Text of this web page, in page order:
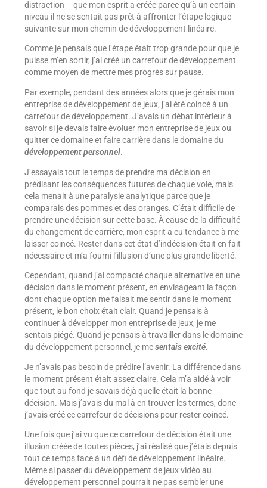
distraction – que mon esprit a créée parce qu’à un certain
niveau il ne se sentait pas prêt à affronter l’étape logique
suivante sur mon chemin de développement linéaire.
Comme je pensais que l’étape était trop grande pour que je
puisse m’en sortir, j’ai créé un carrefour de développement
comme moyen de mettre mes progrès sur pause.
Par exemple, pendant des années alors que je gérais mon
entreprise de développement de jeux, j’ai été coincé à un
carrefour de développement. J’avais un débat intérieur à
savoir si je devais faire évoluer mon entreprise de jeux ou
quitter ce domaine et faire carrière dans le domaine du
développement personnel.
J’essayais tout le temps de prendre ma décision en
prédisant les conséquences futures de chaque voie, mais
cela menait à une paralysie analytique parce que je
comparais des pommes et des oranges. C’était difficile de
prendre une décision sur cette base. À cause de la difficulté
du changement de carrière, mon esprit a eu tendance à me
laisser coincé. Rester dans cet état d’indécision était en fait
nécessaire et m’a fourni l’illusion d’une plus grande liberté.
Cependant, quand j’ai compacté chaque alternative en une
décision dans le moment présent, en envisageant la façon
dont chaque option me faisait me sentir dans le moment
présent, le bon choix était clair. Quand je pensais à
continuer à développer mon entreprise de jeux, je me
sentais piégé. Quand je pensais à travailler dans le domaine
du développement personnel, je mesentais excité.
Je n’avais pas besoin de prédire l’avenir. La différence dans
le moment présent était assez claire. Cela m’a aidé à voir
que tout au fond je savais déjà quelle était la bonne
décision. Mais j’avais du mal à en trouver les termes, donc
j’avais créé ce carrefour de décisions pour rester coincé.
Une fois que j’ai vu que ce carrefour de décision était une
illusion créée de toutes pièces, j’ai réalisé que j’étais depuis
tout ce temps face à un défi de développement linéaire.
Même si passer du développement de jeux vidéo au
développement personnel pourrait ne pas sembler une